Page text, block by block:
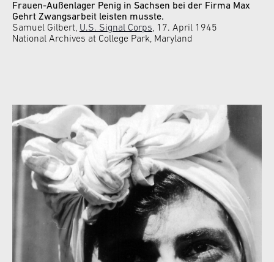
Frauen-Außenlager Penig in Sachsen bei der Firma Max
Gehrt Zwangsarbeit leisten musste.
Samuel Gilbert, U.S. Signal Corps , 17. April 1945
National Archives at College Park, Maryland